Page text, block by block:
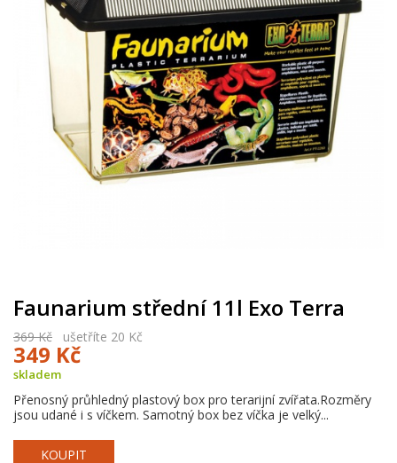
Faunarium střední 11l Exo Terra
369 Kč ušetříte 20 Kč
349 Kč
skladem
Přenosný průhledný plastový box pro terarijní zvířata.Rozměry
jsou udané i s víčkem. Samotný box bez víčka je velký...
KOUPIT